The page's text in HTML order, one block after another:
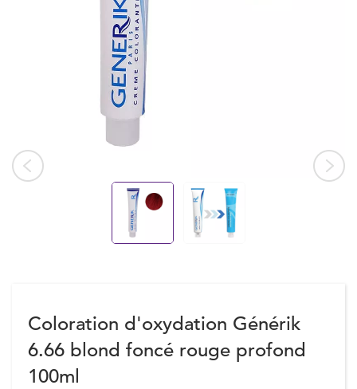
Coloration d'oxydation Générik
6.66 blond foncé rouge profond
100ml